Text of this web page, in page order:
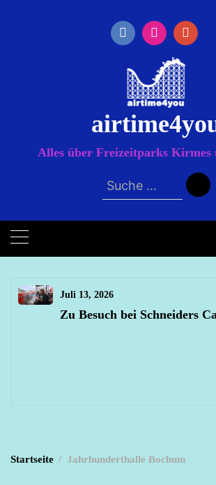
Alles über Freizeitparks Kirmes
Suche
nach:
Juli 13, 2026
Zu Besuch bei Schneiders
Startseite Jahrhunderthalle Bochum